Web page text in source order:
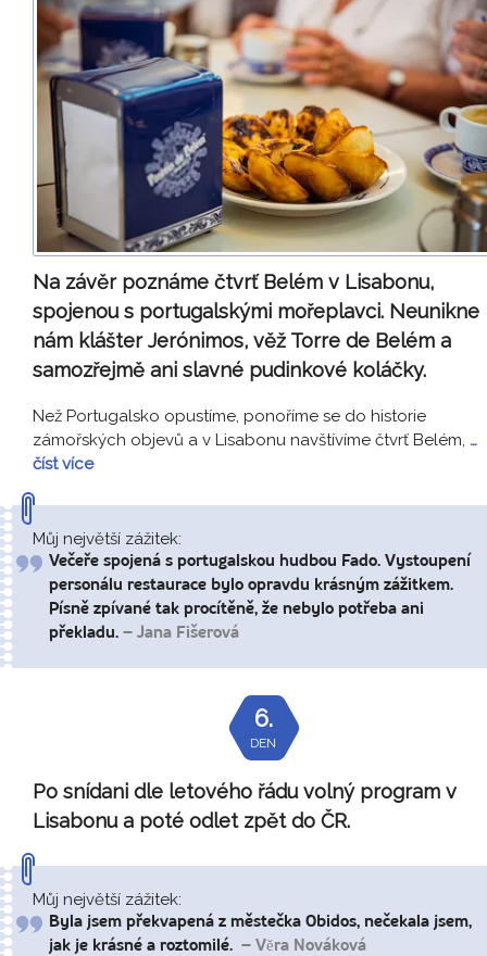
Na závěr poznáme čtvrť Belém v Lisabonu,
spojenou s portugalskými mořeplavci. Neunikne
nám klášter Jerónimos, věž Torre de Belém a
samozřejmě ani slavné pudinkové koláčky.
Než Portugalsko opustíme, ponoříme se do historie
zámořských objevů a v Lisabonu navštívíme čtvrť Belém, …
číst více
Můj největší zážitek:
Večeře spojená s portugalskou hudbou Fado. Vystoupení
personálu restaurace bylo opravdu krásným zážitkem.
Písně zpívané tak procítěně, že nebylo potřeba ani
překladu. – Jana Fišerová
6.
DEN
Po snídani dle letového řádu volný program v
Lisabonu a poté odlet zpět do ČR.
Můj největší zážitek:
Byla jsem překvapená z městečka Obidos, nečekala jsem,
jak je krásné a roztomilé. – Vĕra Nováková